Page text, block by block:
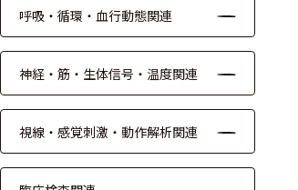
呼吸・循環・血行動態関連
神経・筋・生体信号・温度関連
視線・感覚刺激・動作解析関連